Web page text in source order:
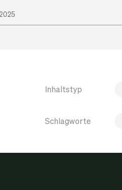
Inhaltstyp
Schlagworte